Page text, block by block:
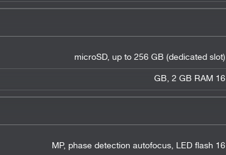
microSD, up to 256 GB (dedicated slot)
16 GB, 2 GB RAM
16 MP, phase detection autofocus, LED flash